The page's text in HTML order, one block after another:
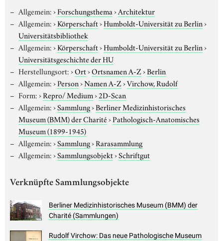
Allgemein:›Forschungsthema›Architektur
Allgemein:›Körperschaft›Humboldt-Universität zu Berlin›
Universitätsbibliothek
Allgemein:›Körperschaft›Humboldt-Universität zu Berlin›
Universitätsgeschichte der HU
Herstellungsort:›Ort›Ortsnamen A-Z›Berlin
Allgemein:›Person›Namen A-Z›Virchow, Rudolf
Form:›Repro/ Medium›2D-Scan
Allgemein:›Sammlung›Berliner Medizinhistorisches
Museum (BMM) der Charité›Pathologisch-Anatomisches
Museum (1899-1945)
Allgemein:›Sammlung›Rarasammlung
Allgemein:›Sammlungsobjekt›Schriftgut
Verknüpfte Sammlungsobjekte
Berliner Medizinhistorisches Museum (BMM) der
Charité (Sammlungen)
Rudolf Virchow: Das neue Pathologische Museum